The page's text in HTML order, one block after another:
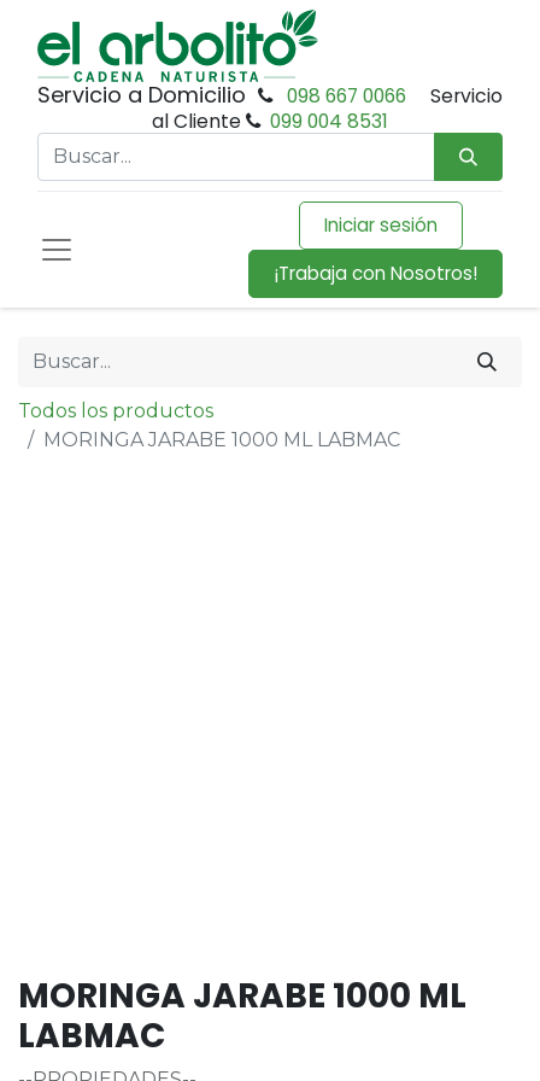
Servicio a Domicilio 098 667 0066
Servicio
al Cliente
099 004 8531
Iniciar sesión
¡Trabaja con Nosotros!
Todos los productos
MORINGA JARABE 1000 ML LABMAC
MORINGA JARABE 1000 ML
LABMAC